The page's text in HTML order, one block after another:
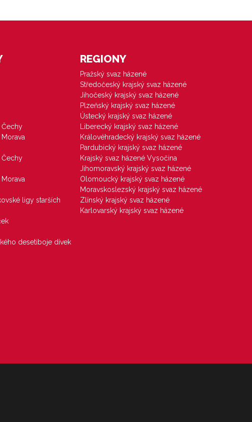
Čechy
ligy starších
desetiboje dívek
REGIONY
Pražský svaz házené
Středočeský krajský svaz házené
Jihočeský krajský svaz házené
Plzeňský krajský svaz házené
Ústecký krajský svaz házené
Liberecký krajský svaz házené
Královéhradecký krajský svaz házené
Pardubický krajský svaz házené
Krajský svaz házené Vysočina
Jihomoravský krajský svaz házené
Olomoucký krajský svaz házené
Moravskoslezský krajský svaz házené
Zlínský krajský svaz házené
Karlovarský krajský svaz házené